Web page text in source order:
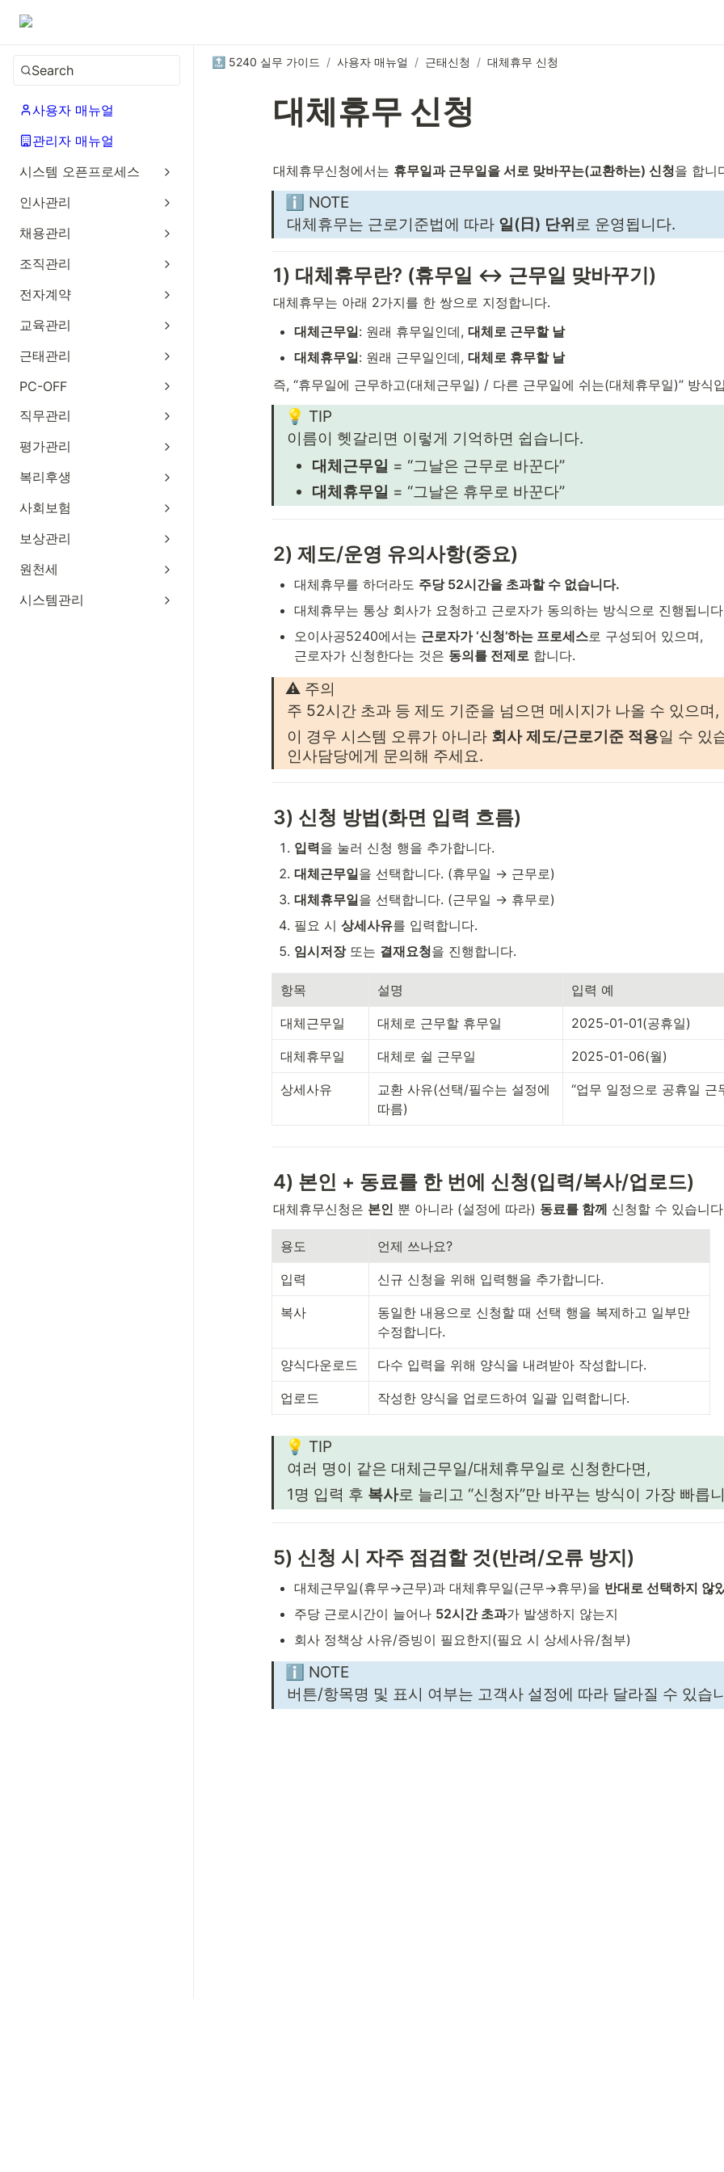
Search
사용자 매뉴얼
관리자 매뉴얼
시스템 오픈프로세스
인사관리
채용관리
조직관리
전자계약
교육관리
근태관리
PC-OFF
직무관리
평가관리
복리후생
사회보험
보상관리
원천세
시스템관리
🔝 5240 실무 가이드 / 사용자 매뉴얼 / 근태신청 / 대체휴무 신청
대체휴무 신청
대체휴무신청에서는 휴무일과 근무일을 서로 맞바꾸는(교환하는) 신청을 합니
ℹ️ NOTE
대체휴무는 근로기준법에 따라 일(日) 단위 로 운영됩니다.
1) 대체휴무란? (휴무일 ↔ 근무일 맞바꾸기)
대체휴무는 아래 2가지를 한 쌍으로 지정합니다.
대체근무일: 원래 휴무일인데, 대체로 근무할 날
대체휴무일: 원래 근무일인데, 대체로 휴무할 날
즉, “휴무일에 근무하고(대체근무일) / 다른 근무일에 쉬는(대체휴무일)” 방식
💡 TIP
이름이 헷갈리면 이렇게 기억하면 쉽습니다.
대체근무일 = “그날은 근무로 바꾼다”
대체휴무일 = “그날은 휴무로 바꾼다”
2) 제도/운영 유의사항(중요)
대체휴무를 하더라도 주당 52시간을 초과할 수 없습니다.
대체휴무는 통상 회사가 요청하고 근로자가 동의하는 방식으로 진행됩니
오이사공5240에서는 근로자가 ‘신청’하는 프로세스로 구성되어 있으며,
근로자가 신청한다는 것은 동의를 전제로 합니다.
⚠️ 주의
주 52시간 초과 등 제도 기준을 넘으면 메시지가 나올 수 있으며,
이 경우 시스템 오류가 아니라 회사 제도/근로기준 적용일 수 있
인사담당에게 문의해 주세요.
3) 신청 방법(화면 입력 흐름)
입력을 눌러 신청 행을 추가합니다.
대체근무일을 선택합니다. (휴무일 → 근무로)
대체휴무일을 선택합니다. (근무일 → 휴무로)
필요 시 상세사유를 입력합니다.
임시저장 또는 결재요청을 진행합니다.
항목 설명 입력 예
대체근무일 대체로 근무할 휴무일 2025-01-01(공휴일)
대체휴무일 대체로 쉴 근무일 2025-01-06(월)
상세사유
교환 사유(선택/필수는 설정에
따름)
“업무 일정으로 공휴일 근
4) 본인 + 동료를 한 번에 신청(입력/복사/업로드)
대체휴무신청은 본인 뿐 아니라 (설정에 따라) 동료를 함께 신청할 수 있습니
용도 언제 쓰나요?
입력 신규 신청을 위해 입력행을 추가합니다.
복사
동일한 내용으로 신청할 때 선택 행을 복제하고 일부만
수정합니다.
양식다운로드 다수 입력을 위해 양식을 내려받아 작성합니다.
업로드 작성한 양식을 업로드하여 일괄 입력합니다.
💡 TIP
여러 명이 같은 대체근무일/대체휴무일로 신청한다면,
1명 입력 후 복사로 늘리고 “신청자”만 바꾸는 방식이 가장 빠릅
5) 신청 시 자주 점검할 것(반려/오류 방지)
대체근무일(휴무→근무)과 대체휴무일(근무→휴무)을 반대로 선택하지 않
주당 근로시간이 늘어나 52시간 초과가 발생하지 않는지
회사 정책상 사유/증빙이 필요한지(필요 시 상세사유/첨부)
ℹ️ NOTE
버튼/항목명 및 표시 여부는 고객사 설정에 따라 달라질 수 있습